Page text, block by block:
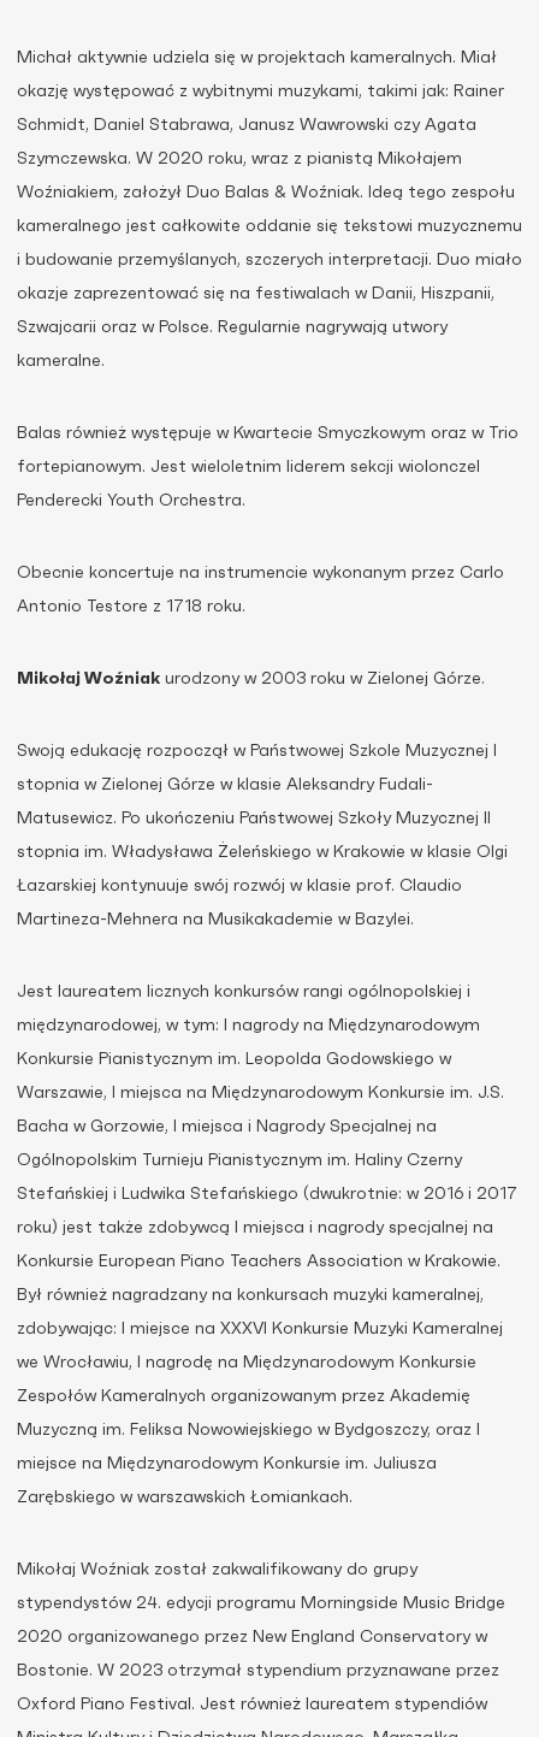
Michał aktywnie udziela się w projektach kameralnych. Miał
okazję występować z wybitnymi muzykami, takimi jak: Rainer
Schmidt, Daniel Stabrawa, Janusz Wawrowski czy Agata
Szymczewska. W 2020 roku, wraz z pianistą Mikołajem
Woźniakiem, założył Duo Balas & Woźniak. Ideą tego zespołu
kameralnego jest całkowite oddanie się tekstowi muzycznemu
i budowanie przemyślanych, szczerych interpretacji. Duo miało
okazje zaprezentować się na festiwalach w Danii, Hiszpanii,
Szwajcarii oraz w Polsce. Regularnie nagrywają utwory
kameralne.
Balas również występuje w Kwartecie Smyczkowym oraz w Trio
fortepianowym. Jest wieloletnim liderem sekcji wiolonczel
Penderecki Youth Orchestra.
Obecnie koncertuje na instrumencie wykonanym przez Carlo
Antonio Testore z 1718 roku.
Mikołaj Woźniak urodzony w 2003 roku w Zielonej Górze.
Swoją edukację rozpoczął w Państwowej Szkole Muzycznej I
stopnia w Zielonej Górze w klasie Aleksandry Fudali-
Matusewicz. Po ukończeniu Państwowej Szkoły Muzycznej II
stopnia im. Władysława Żeleńskiego w Krakowie w klasie Olgi
Łazarskiej kontynuuje swój rozwój w klasie prof. Claudio
Martineza-Mehnera na Musikakademie w Bazylei.
Jest laureatem licznych konkursów rangi ogólnopolskiej i
międzynarodowej, w tym: I nagrody na Międzynarodowym
Konkursie Pianistycznym im. Leopolda Godowskiego w
Warszawie, I miejsca na Międzynarodowym Konkursie im. J.S.
Bacha w Gorzowie, I miejsca i Nagrody Specjalnej na
Ogólnopolskim Turnieju Pianistycznym im. Haliny Czerny
Stefańskiej i Ludwika Stefańskiego (dwukrotnie: w 2016 i 2017
roku) jest także zdobywcą I miejsca i nagrody specjalnej na
Konkursie European Piano Teachers Association w Krakowie.
Był również nagradzany na konkursach muzyki kameralnej,
zdobywając: I miejsce na XXXVI Konkursie Muzyki Kameralnej
we Wrocławiu, I nagrodę na Międzynarodowym Konkursie
Zespołów Kameralnych organizowanym przez Akademię
Muzyczną im. Feliksa Nowowiejskiego w Bydgoszczy, oraz I
miejsce na Międzynarodowym Konkursie im. Juliusza
Zarębskiego w warszawskich Łomiankach.
Mikołaj Woźniak został zakwalifikowany do grupy
stypendystów 24. edycji programu Morningside Music Bridge
2020 organizowanego przez New England Conservatory w
Bostonie. W 2023 otrzymał stypendium przyznawane przez
Oxford Piano Festival. Jest również laureatem stypendiów